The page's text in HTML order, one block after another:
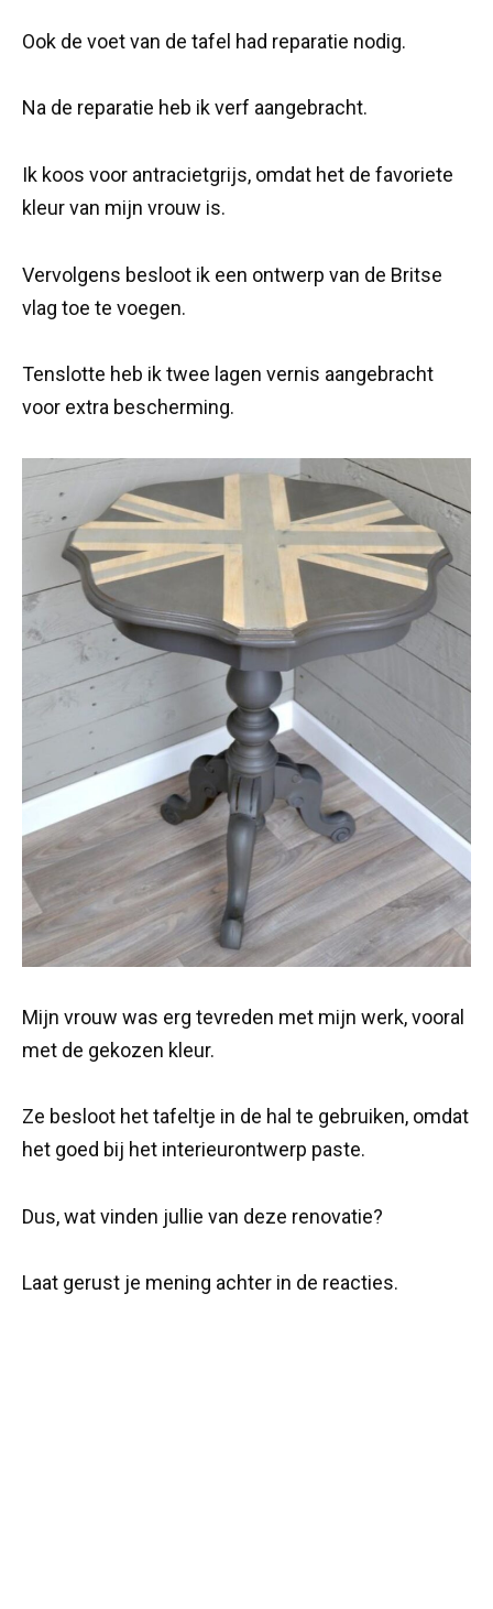
Ook de voet van de tafel had reparatie nodig.
Na de reparatie heb ik verf aangebracht.
Ik koos voor antracietgrijs, omdat het de favoriete
kleur van mijn vrouw is.
Vervolgens besloot ik een ontwerp van de Britse
vlag toe te voegen.
Tenslotte heb ik twee lagen vernis aangebracht
voor extra bescherming.
Mijn vrouw was erg tevreden met mijn werk, vooral
met de gekozen kleur.
Ze besloot het tafeltje in de hal te gebruiken, omdat
het goed bij het interieurontwerp paste.
Dus, wat vinden jullie van deze renovatie?
Laat gerust je mening achter in de reacties.